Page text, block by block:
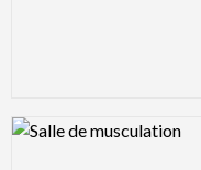
Logo Preview Image